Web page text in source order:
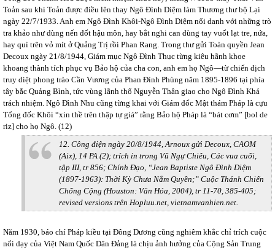
Toản sau khi Toản được điều lên thay Ngô Đình Diệm làm Thương thư bộ Lại
ngày 22/7/1933. Anh em Ngô Đình Khôi-Ngô Đình Diệm nổi danh với những trò
tra khảo như dùng nến đốt hậu môn, hay bắt nghi can dùng tay vuốt lạt tre, nứa,
hay quì trên vỏ mít ở Quảng Trị rồi Phan Rang. Trong thư gửi Toàn quyền Jean
Decoux ngày 21/8/1944, Giám mục Ngô Đình Thục từng kiêu hãnh khoe
khoang thành tích phục vụ Bảo hộ của cha con, anh em họ Ngô—từ chiến dịch
truy diệt phong trào Cần Vương của Phan Đình Phùng năm 1895-1896 tại phía
tây bắc Quảng Bình, tức vùng lãnh thổ Nguyễn Thân giao cho Ngô Đình Khả
trách nhiệm. Ngô Đình Nhu cũng từng khai với Giám đốc Mật thám Pháp là cựu
Tổng đốc Khôi “xin thề trên thập tự giá” rằng Bảo hộ Pháp là “bát cơm” [bol de
riz] cho họ Ngô. (12)
12. Công điện ngày 20/8/1944, Arnoux gửi Decoux, CAOM
(Aix), 14 PA (2); trích in trong Vũ Ngự Chiêu, Các vua cuối,
tập III, tr 856; Chính Đạo, “Jean Baptiste Ngô Đình Diệm
(1897-1963): Thời Kỳ Chưa Nắm Quyền;” Cuộc Thánh Chiến
Chống Cộng (Houston: Văn Hóa, 2004), tr 11-70, 385-405;
revised versions trên Hopluu.net, vietnamvanhien.net.
Năm 1930, báo chí Pháp kiều tại Đông Dương cũng nghiêm khắc chỉ trích cuộc
nổi dạy của Việt Nam Quốc Dân Đảng là chịu ảnh hưởng của Cộng Sản Trung